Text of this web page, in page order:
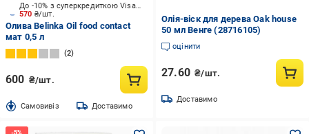
570 ₴/шт.
До -10% з суперкредиткою Visa Вигода
Олива Belinka Oil food contact
мат 0,5 л
2
600 ₴/шт.
Cамовивіз Доставимо
Олія-віск для дерева Oak house
50 мл Венге (28716105)
оцінити
27.60 ₴/шт.
Доставимо